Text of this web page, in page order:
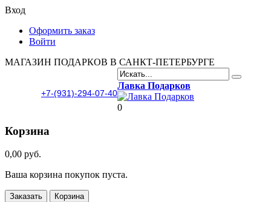
Вход
Оформить заказ
Войти
МАГАЗИН ПОДАРКОВ В САНКТ-ПЕТЕРБУРГЕ
+7-(931)-294-07-40
Лавка Подарков
0
Корзина
0,00 руб.
Ваша корзина покупок пуста.
Заказать Корзина